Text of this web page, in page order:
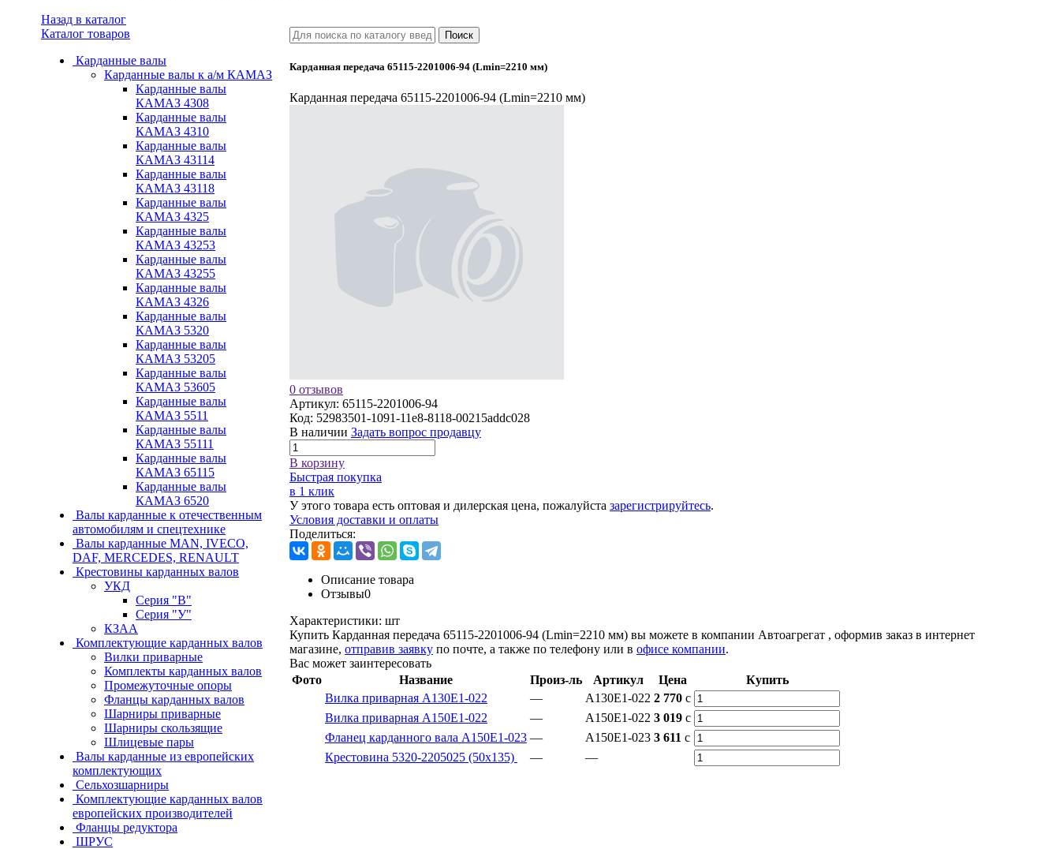
Назад в каталог
Каталог товаров
Карданные валы
Карданные валы к а/м КАМАЗ
Карданные валы
КАМАЗ 4308
Карданные валы
КАМАЗ 4310
Карданные валы
КАМАЗ 43114
Карданные валы
КАМАЗ 43118
Карданные валы
КАМАЗ 4325
Карданные валы
КАМАЗ 43253
Карданные валы
КАМАЗ 43255
Карданные валы
КАМАЗ 4326
Карданные валы
КАМАЗ 5320
Карданные валы
КАМАЗ 53205
Карданные валы
КАМАЗ 53605
Карданные валы
КАМАЗ 5511
Карданные валы
КАМАЗ 55111
Карданные валы
КАМАЗ 65115
Карданные валы
КАМАЗ 6520
Валы карданные к отечественным
автомобилям и спецтехнике
Валы карданные MAN, IVECO,
DAF, MERCEDES, RENAULT
Крестовины карданных валов
УКД
Серия "В"
Серия "У"
КЗАА
Комплектующие карданных валов
Вилки приварные
Комплекты карданных валов
Промежуточные опоры
Фланцы карданных валов
Шарниры приварные
Шарниры скользящие
Шлицевые пары
Валы карданные из европейских
комплектующих
Сельхозшарниры
Комплектующие карданных валов
европейских производителей
Фланцы редуктора
ШРУС
Карданная передача 65115-2201006-94 (Lmin=2210 мм)
Карданная передача 65115-2201006-94 (Lmin=2210 мм)
0 отзывов
Артикул: 65115-2201006-94
Код: 52983501-1091-11e8-8118-00215addc028
В наличии Задать вопрос продавцу
В корзину
Быстрая покупка
в 1 клик
У этого товара есть оптовая и дилерская цена, пожалуйста зарегистрируйтесь.
Условия доставки и оплаты
Поделиться:
Описание товара
Отзывы0
Характеристики: шт
Купить Карданная передача 65115-2201006-94 (Lmin=2210 мм) вы можете в компании Автоагрегат , оформив заказ в интернет
магазине, отправив заявку по почте, а также по телефону или в офисе компании.
Вас может заинтересовать
Фото
Название Произ-ль Артикул Цена
Купить
Вилка приварная А130Е1-022
— А130Е1-022 2 770 c
Вилка приварная А150Е1-022
— А150Е1-022 3 019 c
Фланец карданного вала А150Е1-023 — А150Е1-023 3 611 c
Крестовина 5320-2205025 (50x135)
— —